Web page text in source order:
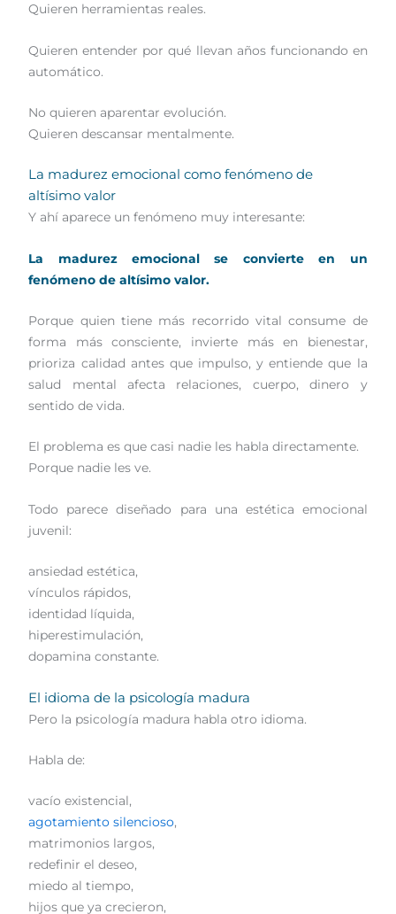
Quieren herramientas reales.
Quieren entender por qué llevan años funcionando en
automático.
No quieren aparentar evolución.
Quieren descansar mentalmente.
La madurez emocional como fenómeno de
altísimo valor
Y ahí aparece un fenómeno muy interesante:
La madurez emocional se convierte en un
fenómeno de altísimo valor.
Porque quien tiene más recorrido vital consume de
forma más consciente, invierte más en bienestar,
prioriza calidad antes que impulso, y entiende que la
salud mental afecta relaciones, cuerpo, dinero y
sentido de vida.
El problema es que casi nadie les habla directamente.
Porque nadie les ve.
Todo parece diseñado para una estética emocional
juvenil:
ansiedad estética,
vínculos rápidos,
identidad líquida,
hiperestimulación,
dopamina constante.
El idioma de la psicología madura
Pero la psicología madura habla otro idioma.
Habla de:
vacío existencial,
agotamiento silencioso,
matrimonios largos,
redefinir el deseo,
miedo al tiempo,
hijos que ya crecieron,